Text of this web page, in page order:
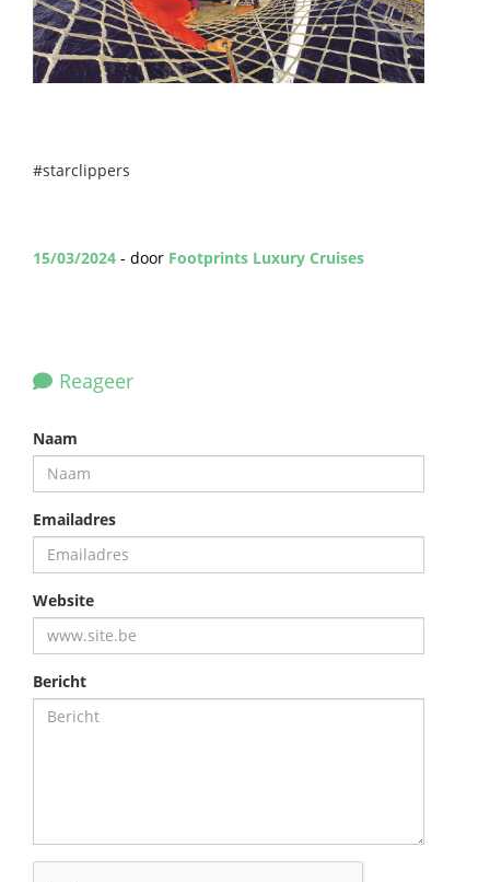
#starclippers
15/03/2024 - door Footprints Luxury Cruises
Reageer
Naam
Emailadres
Website
Bericht